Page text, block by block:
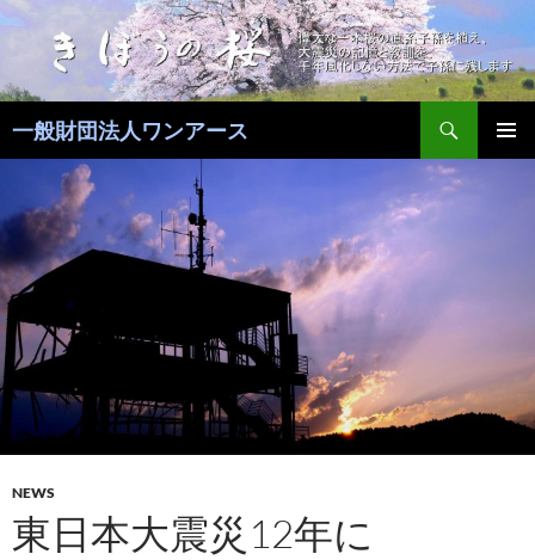
コ
ン
ツ
へ
キ
ッ
プ
一般財団法人ワンアース
NEWS
東日本大震災12年に